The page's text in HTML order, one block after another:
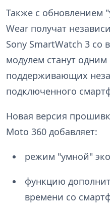
Также с обновлением
Wear получат
Sony SmartWatch 3 со
модулем станут одним
поддерживающих
подключенного
Новая версия
Moto 360 добавляет:
режим "умной"
функцию
времени со